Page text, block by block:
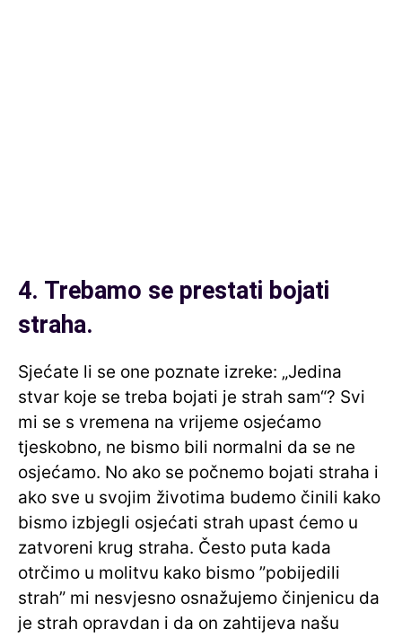
4. Trebamo se prestati bojati
straha.
Sjećate li se one poznate izreke: „Jedina
stvar koje se treba bojati je strah sam“? Svi
mi se s vremena na vrijeme osjećamo
tjeskobno, ne bismo bili normalni da se ne
osjećamo. No ako se počnemo bojati straha i
ako sve u svojim životima budemo činili kako
bismo izbjegli osjećati strah upast ćemo u
zatvoreni krug straha. Često puta kada
otrčimo u molitvu kako bismo ”pobijedili
strah” mi nesvjesno osnažujemo činjenicu da
je strah opravdan i da on zahtijeva našu